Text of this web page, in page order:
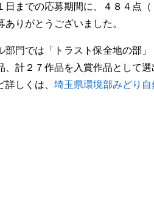
日までの応募期間に、４８４点
りがとうございました。
部門では「トラスト保全地の部
、計２７作品を入賞作品として
しくは、 埼玉県環境部みどり自